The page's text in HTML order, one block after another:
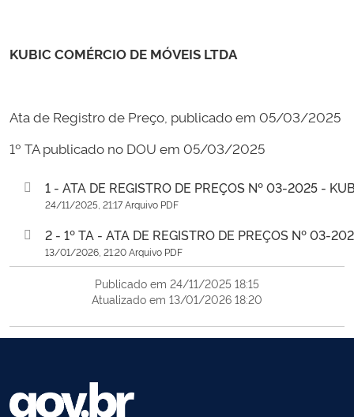
KUBIC COMÉRCIO DE MÓVEIS LTDA
Ata de Registro de Preço, publicado em 05/03/2025
1º TA publicado no DOU em 05/03/2025
1 - ATA DE REGISTRO DE PREÇOS Nº 03-2025 -
24/11/2025, 21:17 Arquivo PDF
2 - 1º TA - ATA DE REGISTRO DE PREÇOS Nº 03-
13/01/2026, 21:20 Arquivo PDF
Publicado em 24/11/2025 18:15
Atualizado em 13/01/2026 18:20